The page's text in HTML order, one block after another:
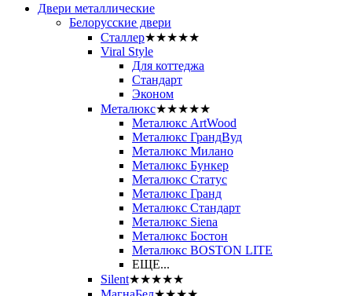
Двери металлические
Белорусские двери
Сталлер★★★★★
Viral Style
Для коттеджа
Стандарт
Эконом
Металюкс★★★★★
Металюкс ArtWood
Металюкс ГрандВуд
Металюкс Милано
Металюкс Бункер
Металюкс Статус
Металюкс Гранд
Металюкс Стандарт
Металюкс Siena
Металюкс Бостон
Металюкс BOSTON LITE
ЕЩЕ...
Silent★★★★★